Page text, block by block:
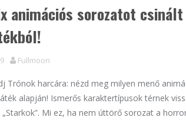
animációs sorozatot csinált
Fullmoon
Trónok harcára: nézd meg milyen menő
alapján! Ismerős karaktertípusok térnek
„Starkok”. Mi ez, ha nem úttörő sorozat a